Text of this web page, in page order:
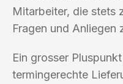
Mitarbeiter, die stets
Fragen und Anliegen
Ein grosser
termingerechte